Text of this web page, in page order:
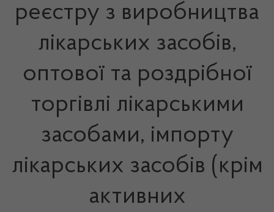
реєстру з виробництва
лікарських засобів,
оптової та роздрібної
торгівлі лікарськими
засобами, імпорту
лікарських засобів (крім
активних